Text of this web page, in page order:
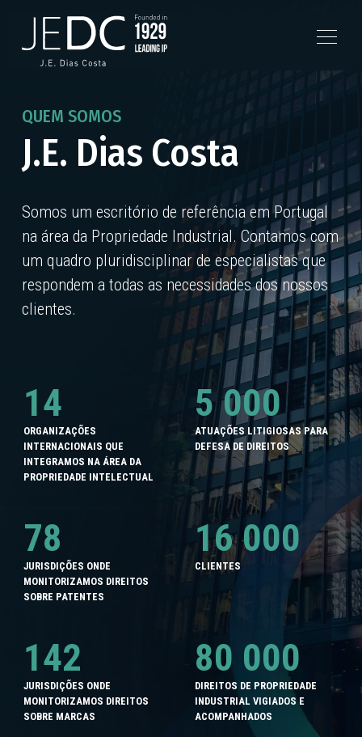
QUEM SOMOS
J.E. Dias Costa
Somos um escritório de referência em Portugal
na área da Propriedade Industrial. Contamos com
um quadro pluridisciplinar de especialistas que
respondem a todas as necessidades dos nossos
clientes.
14
ORGANIZAÇÕES
INTERNACIONAIS QUE
INTEGRAMOS NA ÁREA DA
PROPRIEDADE INTELECTUAL
5 000
ATUAÇÕES LITIGIOSAS PARA
DEFESA DE DIREITOS
78
JURISDIÇÕES ONDE
MONITORIZAMOS DIREITOS
SOBRE PATENTES
16 000
CLIENTES
142
JURISDIÇÕES ONDE
MONITORIZAMOS DIREITOS
SOBRE MARCAS
80 000
DIREITOS DE PROPRIEDADE
INDUSTRIAL VIGIADOS E
ACOMPANHADOS